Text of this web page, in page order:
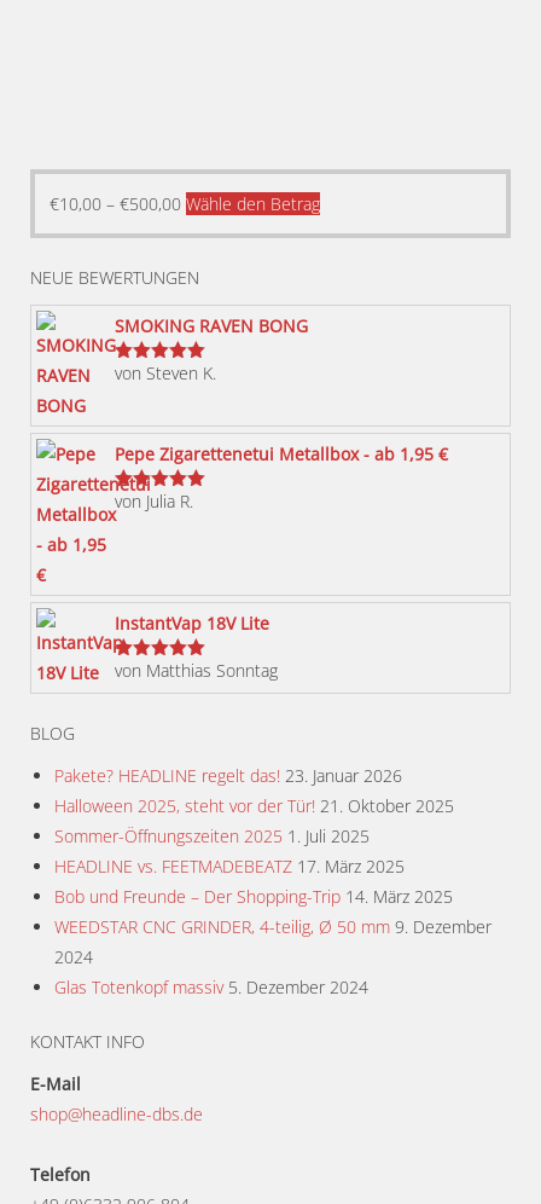
€10,00 – €500,00 Wähle den BetragDieses
Produkt
können
werden
NEUE BEWERTUNGEN
SMOKING RAVEN BONG
Bewertet
von Steven K.
Pepe Zigarettenetui Metallbox - ab 1,95 €
Bewertet
mit
von Julia R.
InstantVap 18V Lite
Bewertet
mit5von 5
von Matthias Sonntag
BLOG
Pakete? HEADLINE regelt das! 23. Januar 2026
Halloween 2025, steht vor der Tür! 21. Oktober 2025
Sommer-Öffnungszeiten 2025 1. Juli 2025
HEADLINE vs. FEETMADEBEATZ 17. März 2025
Bob und Freunde – Der Shopping-Trip 14. März 2025
WEEDSTAR CNC GRINDER, 4-teilig, Ø 50 mm 9. Dezember
2024
Glas Totenkopf massiv 5. Dezember 2024
KONTAKT INFO
E-Mail
shop@headline-dbs.de
Telefon